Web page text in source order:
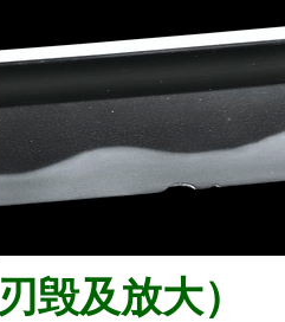
刃毁及放大）